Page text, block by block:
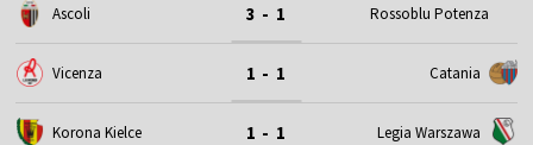
Ascoli 3 - 1 Rossoblu Potenza
Vicenza 1 - 1 Catania
Korona Kielce 1 - 1 Legia Warszawa